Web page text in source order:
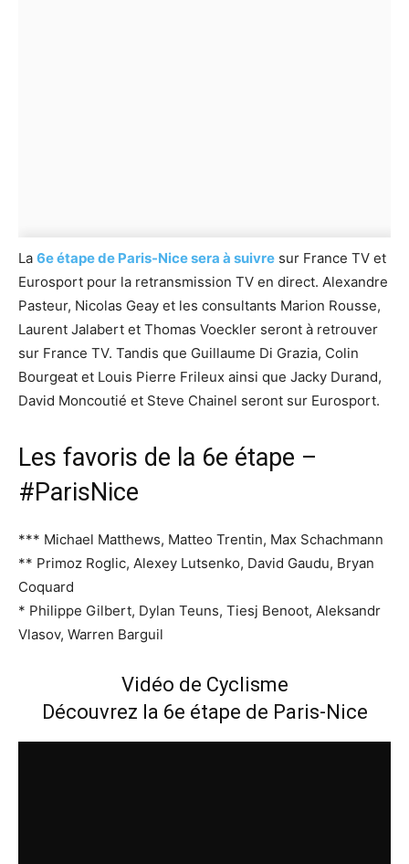
La 6e étape de Paris-Nice sera à suivre sur France TV et
Eurosport pour la retransmission TV en direct. Alexandre
Pasteur, Nicolas Geay et les consultants Marion Rousse,
Laurent Jalabert et Thomas Voeckler seront à retrouver
sur France TV. Tandis que Guillaume Di Grazia, Colin
Bourgeat et Louis Pierre Frileux ainsi que Jacky Durand,
David Moncoutié et Steve Chainel seront sur Eurosport.
Les favoris de la 6e étape –
#ParisNice
*** Michael Matthews, Matteo Trentin, Max Schachmann
** Primoz Roglic, Alexey Lutsenko, David Gaudu, Bryan
Coquard
* Philippe Gilbert, Dylan Teuns, Tiesj Benoot, Aleksandr
Vlasov, Warren Barguil
Vidéo de Cyclisme
Découvrez la 6e étape de Paris-Nice